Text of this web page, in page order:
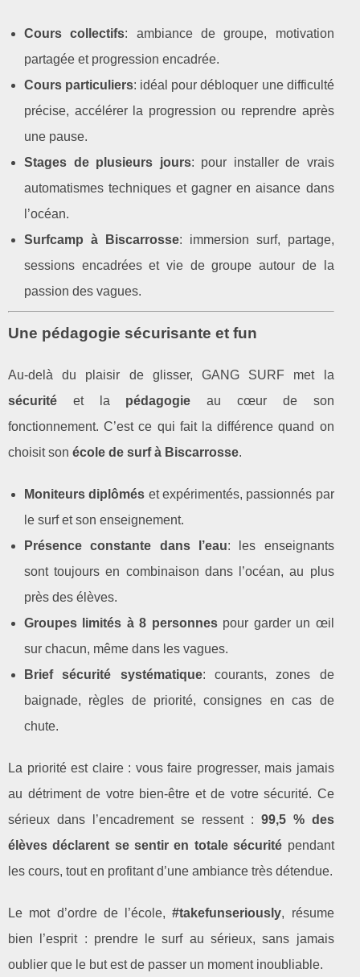
Cours collectifs: ambiance de groupe, motivation
partagée et progression encadrée.
Cours particuliers: idéal pour débloquer une difficulté
précise, accélérer la progression ou reprendre après
une pause.
Stages de plusieurs jours: pour installer de vrais
automatismes techniques et gagner en aisance dans
l’océan.
Surfcamp à Biscarrosse: immersion surf, partage,
sessions encadrées et vie de groupe autour de la
passion des vagues.
Une pédagogie sécurisante et fun
Au‑delà du plaisir de glisser, GANG SURF met la
sécurité et la pédagogie au cœur de son
fonctionnement. C’est ce qui fait la différence quand on
choisit son école de surf à Biscarrosse.
Moniteurs diplômés et expérimentés, passionnés par
le surf et son enseignement.
Présence constante dans l’eau: les enseignants
sont toujours en combinaison dans l’océan, au plus
près des élèves.
Groupes limités à 8 personnespour garder un œil
sur chacun, même dans les vagues.
Brief sécurité systématique: courants, zones de
baignade, règles de priorité, consignes en cas de
chute.
La priorité est claire : vous faire progresser, mais jamais
au détriment de votre bien‑être et de votre sécurité. Ce
sérieux dans l’encadrement se ressent : 99,5 % des
élèves déclarent se sentir en totale sécurité pendant
les cours, tout en profitant d’une ambiance très détendue.
Le mot d’ordre de l’école,#takefunseriously, résume
bien l’esprit : prendre le surf au sérieux, sans jamais
oublier que le but est de passer un moment inoubliable.